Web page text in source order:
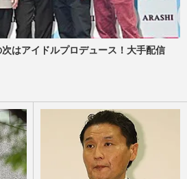
はアイドルプロデュース！大手配信